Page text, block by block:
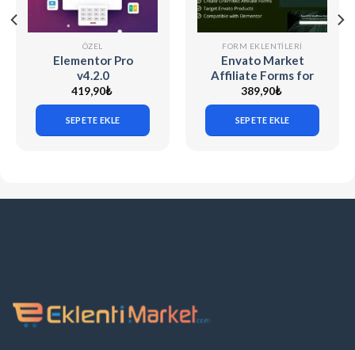
ÖZEL
Elementor Pro
v4.2.0
419,90₺
SEPETE EKLE
FORM EKLENTILERI
Envato Market
Affiliate Forms for
Elementor v1.0.0
389,90₺
SEPETE EKLE